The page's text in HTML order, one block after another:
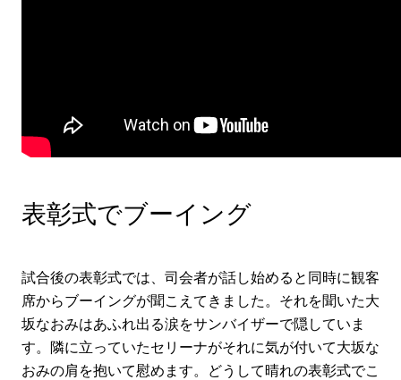
表彰式でブーイング
試合後の表彰式では、司会者が話し始めると同時に観客
席からブーイングが聞こえてきました。それを聞いた大
坂なおみはあふれ出る涙をサンバイザーで隠していま
す。隣に立っていたセリーナがそれに気が付いて大坂な
おみの肩を抱いて慰めます。どうして晴れの表彰式でこ